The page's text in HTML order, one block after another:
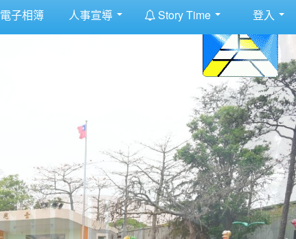
電子相簿 人事宣導 Story Time 登入